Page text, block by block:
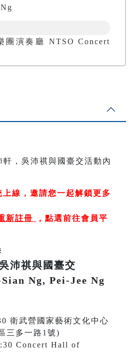
團演奏廳 NTSO Concert
上線，邀請您一起解鎖更多
新註冊 ， 點選前往會員平
沛祺與國臺交
Ng, Pei-Jee Ng
衛武營國家藝術文化中心
三多一路1號)
Concert Hall of